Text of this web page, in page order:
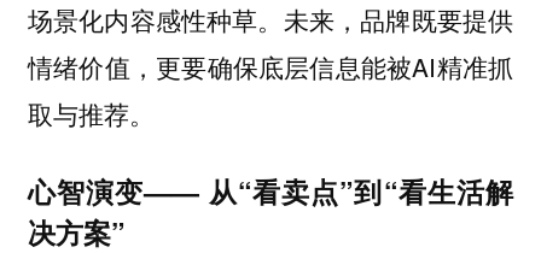
场景化内容感性种草。未来，品牌既要提供
情绪价值，更要确保底层信息能被AI精准抓
取与推荐。
心智演变—— 从“看卖点”到“看生活解
决方案”